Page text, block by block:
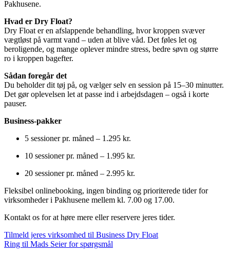
Pakhusene.
Hvad er Dry Float?
Dry Float er en afslappende behandling, hvor kroppen svæver
vægtløst på varmt vand – uden at blive våd. Det føles let og
beroligende, og mange oplever mindre stress, bedre søvn og større
ro i kroppen bagefter.
Sådan foregår det
Du beholder dit tøj på, og vælger selv en session på 15–30 minutter.
Det gør oplevelsen let at passe ind i arbejdsdagen – også i korte
pauser.
Business-pakker
5 sessioner pr. måned – 1.295 kr.
10 sessioner pr. måned – 1.995 kr.
20 sessioner pr. måned – 2.995 kr.
Fleksibel onlinebooking, ingen binding og prioriterede tider for
virksomheder i Pakhusene mellem kl. 7.00 og 17.00.
Kontakt os for at høre mere eller reservere jeres tider.
Tilmeld jeres virksomhed til Business Dry Float
Ring til Mads Seier for spørgsmål